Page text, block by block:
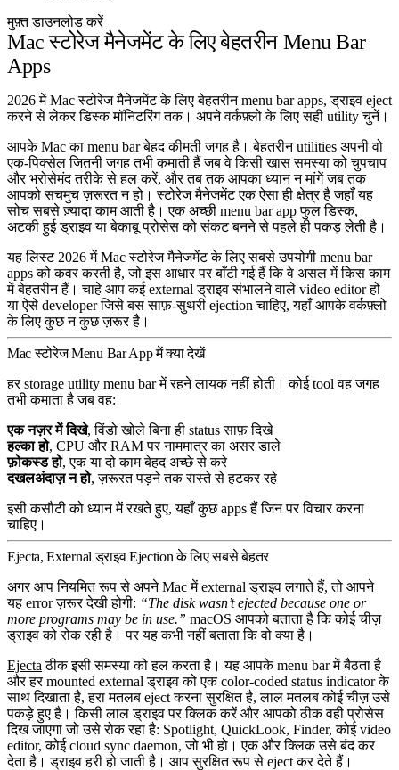
मुफ़्त डाउनलोड करें
Mac स्टोरेज मैनेजमेंट के लिए बेहतरीन Menu Bar
Apps
2026 में Mac स्टोरेज मैनेजमेंट के लिए बेहतरीन menu bar apps, ड्राइव eject
करने से लेकर डिस्क मॉनिटरिंग तक। अपने वर्कफ़्लो के लिए सही utility चुनें।
आपके Mac का menu bar बेहद कीमती जगह है। बेहतरीन utilities अपनी वो
एक-पिक्सेल जितनी जगह तभी कमाती हैं जब वे किसी खास समस्या को चुपचाप
और भरोसेमंद तरीके से हल करें, और तब तक आपका ध्यान न मांगें जब तक
आपको सचमुच ज़रूरत न हो। स्टोरेज मैनेजमेंट एक ऐसा ही क्षेत्र है जहाँ यह
सोच सबसे ज़्यादा काम आती है। एक अच्छी menu bar app फुल डिस्क,
अटकी हुई ड्राइव या बेकाबू प्रोसेस को संकट बनने से पहले ही पकड़ लेती है।
यह लिस्ट 2026 में Mac स्टोरेज मैनेजमेंट के लिए सबसे उपयोगी menu bar
apps को कवर करती है, जो इस आधार पर बाँटी गई हैं कि वे असल में किस काम
में बेहतरीन हैं। चाहे आप कई external ड्राइव संभालने वाले video editor हों
या ऐसे developer जिसे बस साफ़-सुथरी ejection चाहिए, यहाँ आपके वर्कफ़्लो
के लिए कुछ न कुछ ज़रूर है।
Mac स्टोरेज Menu Bar App में क्या देखें
हर storage utility menu bar में रहने लायक नहीं होती। कोई tool वह जगह
तभी कमाता है जब वह:
एक नज़र में दिखे, विंडो खोले बिना ही status साफ़ दिखे
हल्का हो, CPU और RAM पर नाममात्र का असर डाले
फ़ोकस्ड हो, एक या दो काम बेहद अच्छे से करे
दखलअंदाज़ न हो, ज़रूरत पड़ने तक रास्ते से हटकर रहे
इसी कसौटी को ध्यान में रखते हुए, यहाँ कुछ apps हैं जिन पर विचार करना
चाहिए।
Ejecta, External ड्राइव Ejection के लिए सबसे बेहतर
अगर आप नियमित रूप से अपने Mac में external ड्राइव लगाते हैं, तो आपने
यह error ज़रूर देखी होगी: “The disk wasn’t ejected because one or
more programs may be in use.” macOS आपको बताता है कि कोई चीज़
ड्राइव को रोक रही है। पर यह कभी नहीं बताता कि वो क्या है।
Ejecta ठीक इसी समस्या को हल करता है। यह आपके menu bar में बैठता है
और हर mounted external ड्राइव को एक color-coded status indicator के
साथ दिखाता है, हरा मतलब eject करना सुरक्षित है, लाल मतलब कोई चीज़ उसे
पकड़े हुए है। किसी लाल ड्राइव पर क्लिक करें और आपको ठीक वही प्रोसेस
दिख जाएगा जो उसे रोक रहा है: Spotlight, QuickLook, Finder, कोई video
editor, कोई cloud sync daemon, जो भी हो। एक और क्लिक उसे बंद कर
देता है। ड्राइव हरी हो जाती है। आप सुरक्षित रूप से eject कर देते हैं।